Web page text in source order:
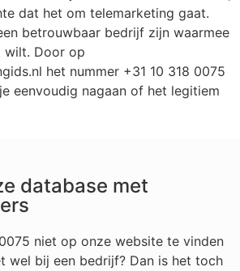
dat het om telemarketing gaat.
betrouwbaar bedrijf zijn waarmee
wilt. Door op
het nummer +31 10 318 0075
eenvoudig nagaan of het legitiem
database met
niet op onze website te vinden
wel bij een bedrijf? Dan is het toch